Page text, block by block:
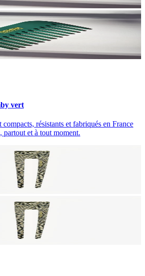
vert
résistants et fabriqués en France
et à tout moment.